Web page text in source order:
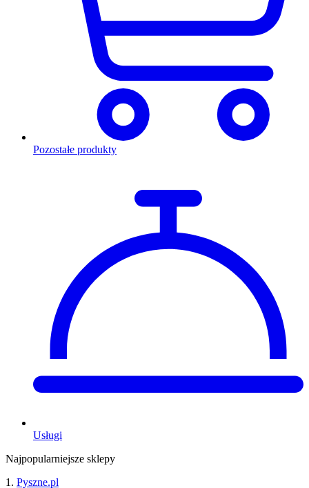
Pozostałe produkty
Usługi
Najpopularniejsze sklepy
Pyszne.pl